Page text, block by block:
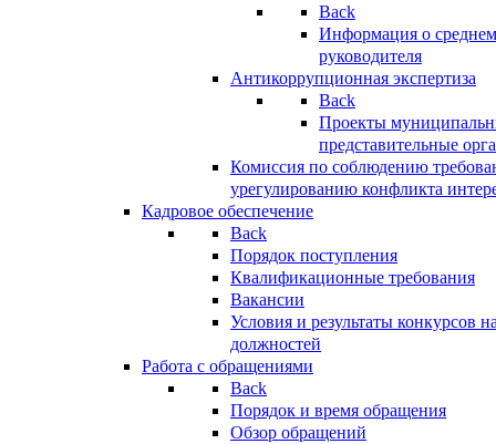
Back
Информация о
руководителя
Антикоррупционная экспертиза
Back
Проекты
представительные
Комиссия по соблюдению
урегулированию конфликта
Кадровое обеспечение
Back
Порядок поступления
Квалификационные требования
Вакансии
Условия и результаты конкурсов
должностей
Работа с обращениями
Back
Порядок и время обращения
Обзор обращений